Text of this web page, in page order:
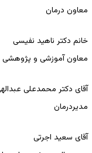
معاون درمان
خانم دکتر ناهید نفیسی
معاون آموزشی و پژوهشی
آقای دکتر محمدعلی
مدیردرمان
آقای سعید اجرتی